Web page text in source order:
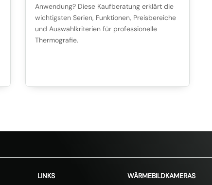
Anwendung? Diese Kaufberatung erklärt die
wichtigsten Serien, Funktionen, Preisbereiche
und Auswahlkriterien für professionelle
Thermografie.
LINKS WÄRMEBILDKAMERAS